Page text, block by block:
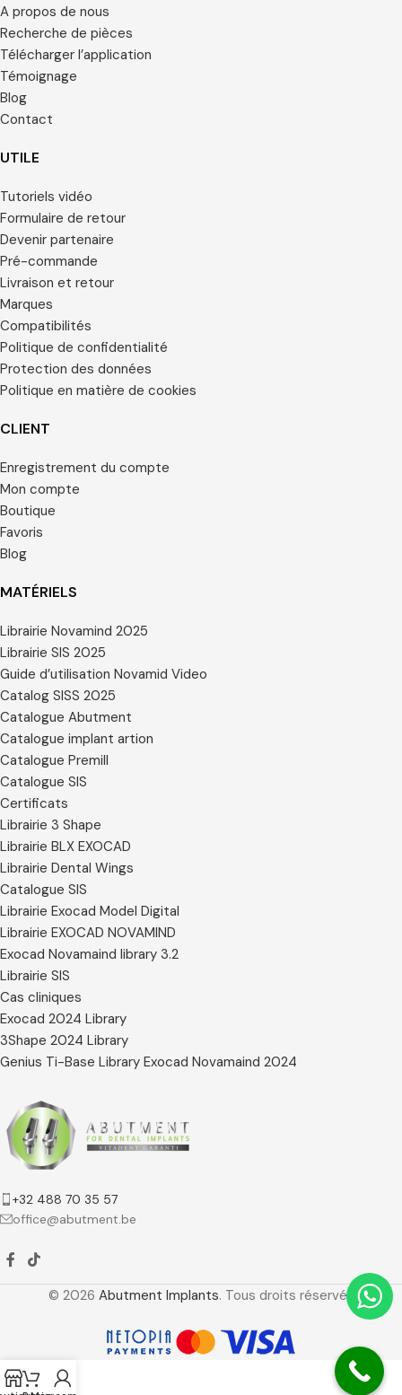
A propos de nous
Recherche de pièces
Télécharger l’application
Témoignage
Blog
Contact
UTILE
Tutoriels vidéo
Formulaire de retour
Devenir partenaire
Pré-commande
Livraison et retour
Marques
Compatibilités
Politique de confidentialité
Protection des données
Politique en matière de cookies
CLIENT
Enregistrement du compte
Mon compte
Boutique
Favoris
Blog
MATÉRIELS
Librairie Novamind 2025
Librairie SIS 2025
Guide d’utilisation Novamid Video
Catalog SISS 2025
Catalogue Abutment
Catalogue implant artion
Catalogue Premill
Catalogue SIS
Certificats
Librairie 3 Shape
Librairie BLX EXOCAD
Librairie Dental Wings
Catalogue SIS
Librairie Exocad Model Digital
Librairie EXOCAD NOVAMIND
Exocad Novamaind library 3.2
Librairie SIS
Cas cliniques
Exocad 2024 Library
3Shape 2024 Library
Genius Ti-Base Library Exocad Novamaind 2024
+32 488 70 35 57
office@abutment.be
© 2026 Abutment Implants. Tous droits réservés